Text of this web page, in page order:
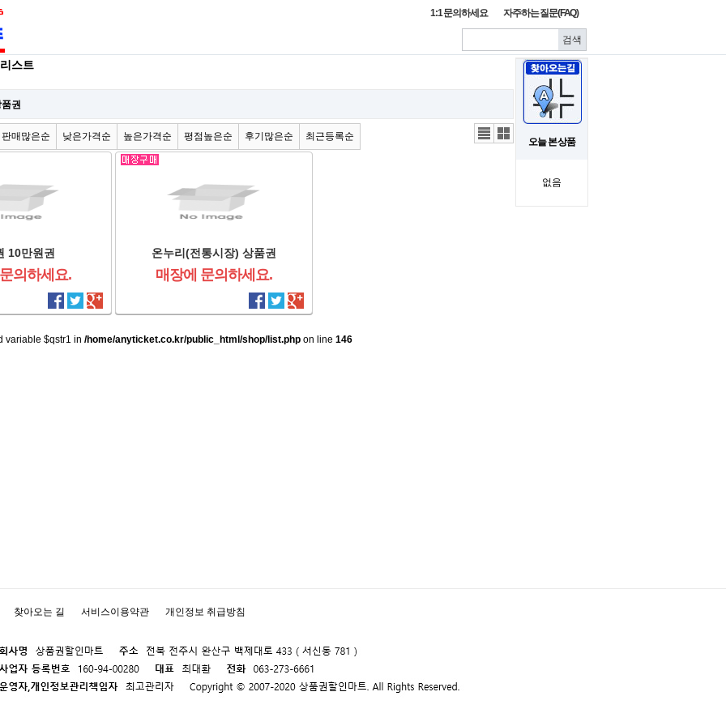
1:1 문의하세요 자주하는 질문(FAQ)
오늘 본 상품
없음
스트
권
판매많은순 낮은가격순 높은가격순 평점높은순 후기많은순 최근등록순
리스
트뷰
갤러
리뷰
10만원권
의하세요.
온누리(전통시장) 상품권
매장에 문의하세요.
variable $qstr1 in /home/anyticket.co.kr/public_html/shop/list.php on line 146
찾아오는 길 서비스이용약관 개인정보 취급방침